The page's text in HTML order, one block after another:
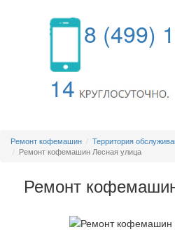
8 (499)
14
Ремонт кофемашин
Территория
Ремонт кофемашин Лесная улица
Ремонт